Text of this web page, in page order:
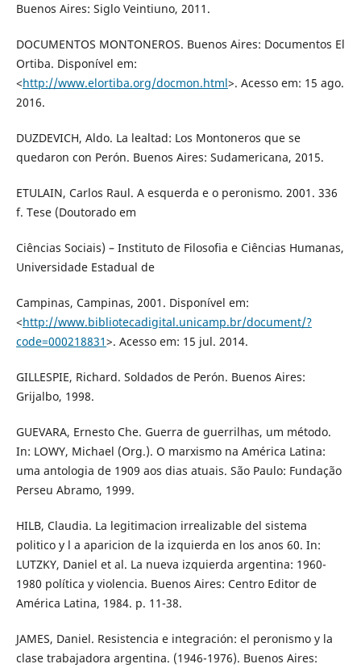
Buenos Aires: Siglo Veintiuno, 2011.
DOCUMENTOS MONTONEROS. Buenos Aires: Documentos El
Ortiba. Disponível em:
<http://www.elortiba.org/docmon.html>. Acesso em: 15 ago.
2016.
DUZDEVICH, Aldo. La lealtad: Los Montoneros que se
quedaron con Perón. Buenos Aires: Sudamericana, 2015.
ETULAIN, Carlos Raul. A esquerda e o peronismo. 2001. 336
f. Tese (Doutorado em
Ciências Sociais) – Instituto de Filosofia e Ciências Humanas,
Universidade Estadual de
Campinas, Campinas, 2001. Disponível em:
<http://www.bibliotecadigital.unicamp.br/document/?
code=000218831>. Acesso em: 15 jul. 2014.
GILLESPIE, Richard. Soldados de Perón. Buenos Aires:
Grijalbo, 1998.
GUEVARA, Ernesto Che. Guerra de guerrilhas, um método.
In: LOWY, Michael (Org.). O marxismo na América Latina:
uma antologia de 1909 aos dias atuais. São Paulo: Fundação
Perseu Abramo, 1999.
HILB, Claudia. La legitimacion irrealizable del sistema
politico y l a aparicion de la izquierda en los anos 60. In:
LUTZKY, Daniel et al. La nueva izquierda argentina: 1960-
1980 política y violencia. Buenos Aires: Centro Editor de
América Latina, 1984. p. 11-38.
JAMES, Daniel. Resistencia e integración: el peronismo y la
clase trabajadora argentina. (1946-1976). Buenos Aires: